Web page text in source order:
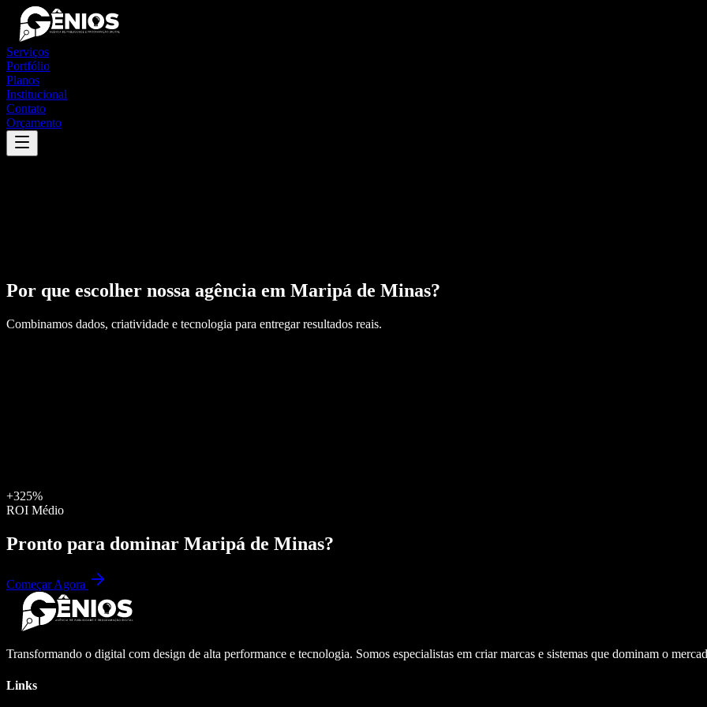
Serviços
Portfólio
Planos
Institucional
Contato
Orçamento
Por que escolher nossa agência em Maripá de Minas?
Combinamos dados, criatividade e tecnologia para entregar resultados reais.
+325%
ROI Médio
Pronto para dominar Maripá de Minas?
Começar Agora
Transformando o digital com design de alta performance e tecnologia. Somos especialistas em criar marcas e sistemas que dominam o
Links